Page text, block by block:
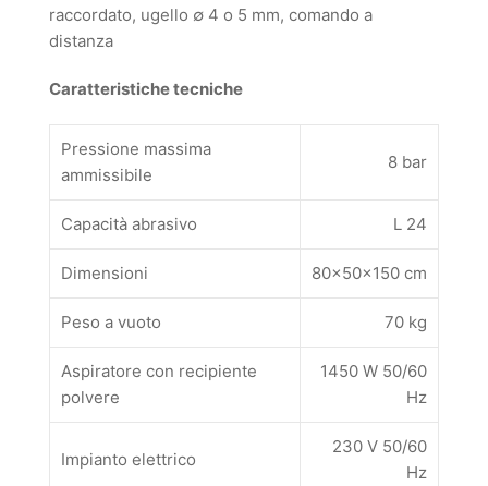
raccordato, ugello ∅ 4 o 5 mm, comando a
distanza
Caratteristiche tecniche
Pressione massima
ammissibile
8 bar
Capacità abrasivo L 24
Dimensioni 80x50x150 cm
Peso a vuoto 70 kg
Aspiratore con recipiente
polvere
1450 W 50/60
Hz
Impianto elettrico
230 V 50/60
Hz